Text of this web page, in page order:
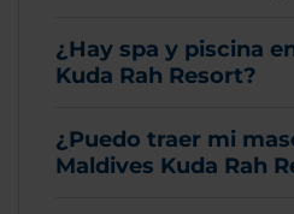
¿Hay spa y piscina
Kuda Rah Resort?
¿Puedo traer mi
Maldives Kuda Rah